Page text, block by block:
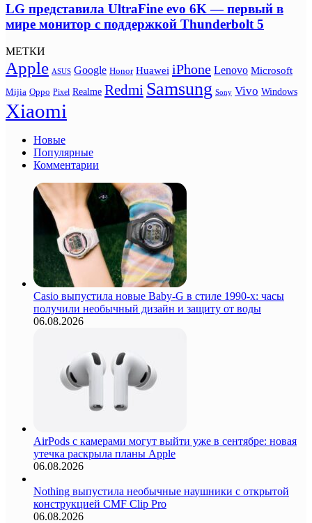
LG представила UltraFine evo 6K — первый в
мире монитор с поддержкой Thunderbolt 5
МЕТКИ
Apple ASUS Google Honor Huawei iPhone Lenovo Microsoft
Mijia Oppo Pixel Realme Redmi Samsung Sony Vivo Windows
Xiaomi
Новые
Популярные
Комментарии
Casio выпустила новые Baby-G в стиле 1990-х: часы
получили необычный дизайн и защиту от воды
06.08.2026
AirPods с камерами могут выйти уже в сентябре: новая
утечка раскрыла планы Apple
06.08.2026
Nothing выпустила необычные наушники с открытой
конструкцией CMF Clip Pro
06.08.2026